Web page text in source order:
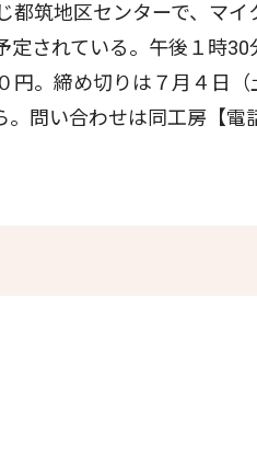
筑地区センターで、マイ
定されている。午後１時
円。締め切りは７月４日
。問い合わせは同工房【